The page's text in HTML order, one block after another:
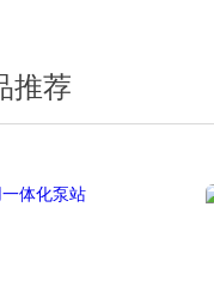
推荐